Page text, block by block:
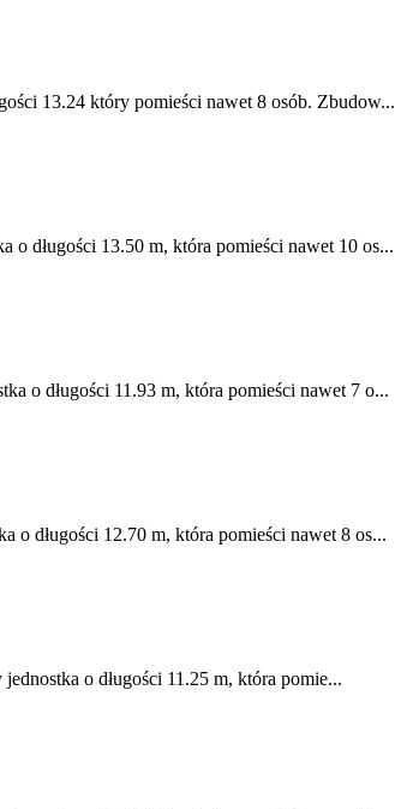
13.24 który pomieści nawet 8 osób. Zbudow...
o długości 13.50 m, która pomieści nawet 10 os...
o długości 11.93 m, która pomieści nawet 7 o...
o długości 12.70 m, która pomieści nawet 8 os...
o długości 11.25 m, która pomie...